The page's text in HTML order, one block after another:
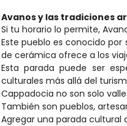
Avanos y las tradiciones
Si tu horario lo permite,
Este pueblo es conocido por
de cerámica ofrece a los
Esta parada puede ser
culturales más allá del
Cappadocia no son solo
También son pueblos,
Agregar una parada